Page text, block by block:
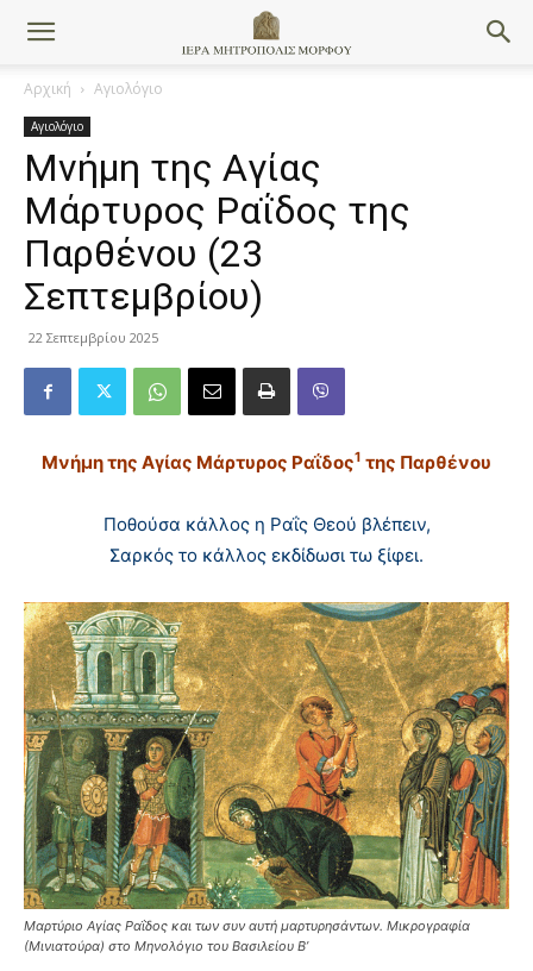
Αρχική Αγιολόγιο
Αγιολόγιο
Μνήμη της Aγίας
Mάρτυρος Pαΐδος της
Παρθένου (23
Σεπτεμβρίου)
22 Σεπτεμβρίου 2025
Μνήμη της Aγίας Mάρτυρος Pαΐδος1 της Παρθένου
Ποθούσα κάλλος η Pαΐς Θεού βλέπειν,
Σαρκός το κάλλος εκδίδωσι τω ξίφει.
Μαρτύριο Αγίας Ραΐδος και των συν αυτή μαρτυρησάντων. Μικρογραφία
(Μινιατούρα) στο Μηνολόγιο του Βασιλείου Β’